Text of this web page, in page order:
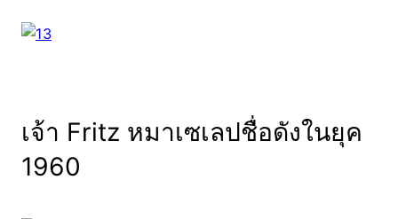
เจ้า Fritz หมาเซเลปชื่อดังในยุค
1960